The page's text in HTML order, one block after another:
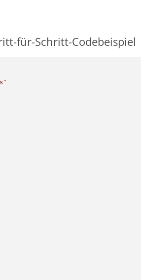
für-Schritt-Codebeispiel